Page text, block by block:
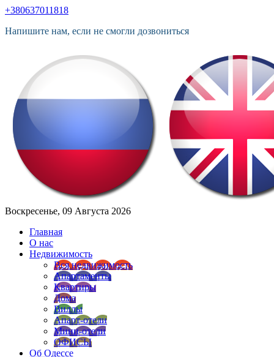
+380637011818
Напишите нам, если не смогли дозвониться
Воскресенье, 09 Августа 2026
Главная
О нас
Недвижимость
Вся недвижимость
Апартаменты
Квартиры
Дома
Виллы
Апарт-отели
Мини-отели
ОФИСЫ
Об Одессе